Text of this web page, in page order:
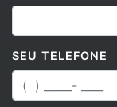
SEU TELEFONE